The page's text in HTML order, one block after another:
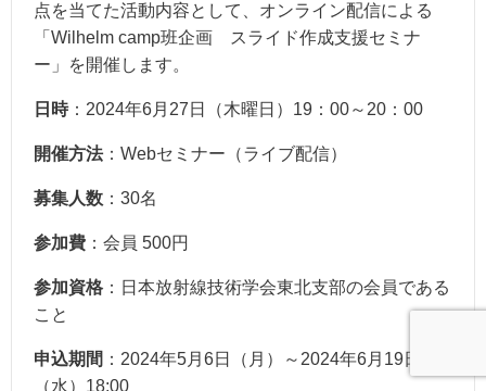
点を当てた活動内容として、オンライン配信による
「Wilhelm camp班企画 スライド作成支援セミナ
ー」を開催します。
日時：2024年6月27日（木曜日）19：00～20：00
開催方法：Webセミナー（ライブ配信）
募集人数 ：30名
参加費 ：会員 500円
参加資格 ：日本放射線技術学会東北支部の会員である
こと
申込期間 ：2024年5月6日（月）～2024年6月19日
（水）18:00